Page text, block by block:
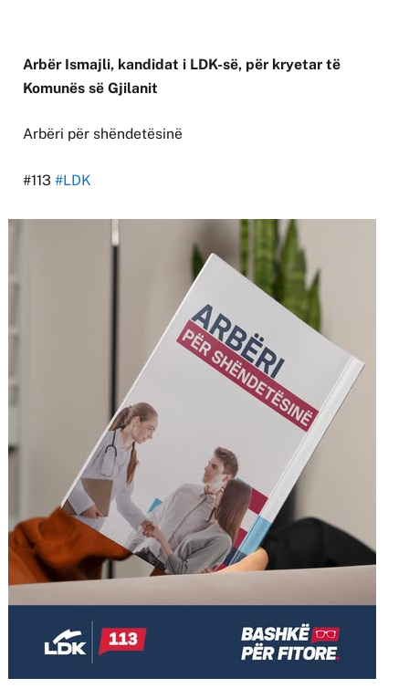
Arbër Ismajli, kandidat i LDK-së, për kryetar të
Komunës së Gjilanit
Arbëri për shëndetësinë
#113 #LDK